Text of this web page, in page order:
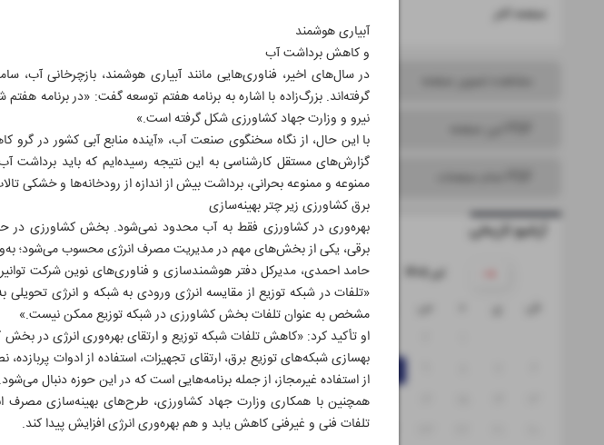
آبیاری هوشمند
و کاهش برداشت آب
در سال‌های اخیر، فناوری‌هایی مانند آبیاری هوشمند، بازچرخانی
گرفته‌اند. بزرگ‌زاده با اشاره به برنامه هفتم توسعه گفت: «در
نیرو و وزارت جهاد کشاورزی شکل گرفته است.»
با این حال، از نگاه سخنگوی صنعت آب، «آینده منابع آبی کشور در
گزارش‌های مستقل کارشناسی به این نتیجه رسیده‌ایم که باید
ممنوعه و ممنوعه بحرانی، برداشت بیش از اندازه از رودخانه‌ها و خشکی
برق کشاورزی زیر چتر بهینه‌سازی
بهره‌وری در کشاورزی فقط به آب محدود نمی‌شود. بخش کشاورزی در حوزه
برقی، یکی از بخش‌های مهم در مدیریت مصرف انرژی محسوب می‌شود؛
حامد احمدی، مدیرکل دفتر هوشمندسازی و فناوری‌های نوین شرکت
مشخص به عنوان تلفات بخش کشاورزی در شبکه توزیع ممکن نیست.»
او تأکید کرد: «کاهش تلفات شبکه توزیع و ارتقای بهره‌وری انرژی در
بهسازی شبکه‌های توزیع برق، ارتقای تجهیزات، استفاده از ادوات
از استفاده غیرمجاز، از جمله برنامه‌هایی است که در این حوزه دنبال
همچنین با همکاری وزارت جهاد کشاورزی، طرح‌های بهینه‌سازی مصرف
تلفات فنی و غیرفنی کاهش یابد و هم بهره‌وری انرژی افزایش پیدا کند.
صفحه آخر
آرشیو تاریخی
۱۴۰۵ تیر
پ ج
۴
۵
۱۱
۱۲
۱۸
۱۹
۲۵
۲۶